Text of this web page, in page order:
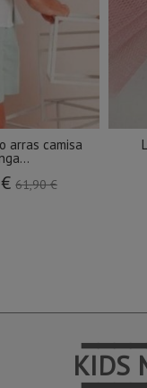
arras camisa
€61,90 €
KIDS